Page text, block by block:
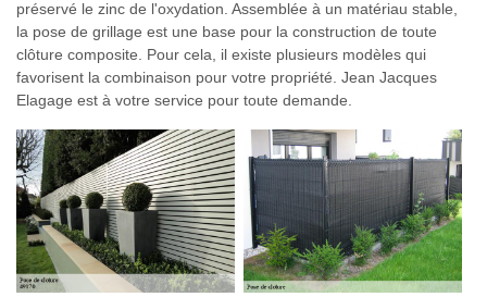
préservé le zinc de l'oxydation. Assemblée à un matériau stable,
la pose de grillage est une base pour la construction de toute
clôture composite. Pour cela, il existe plusieurs modèles qui
favorisent la combinaison pour votre propriété. Jean Jacques
Elagage est à votre service pour toute demande.